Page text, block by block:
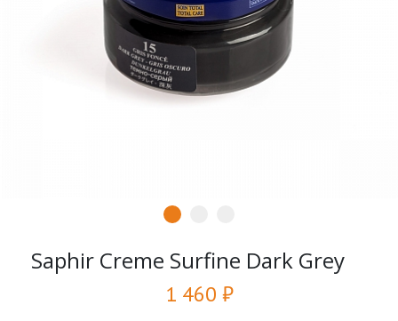
Saphir Creme Surfine Dark Grey
1 460 ₽